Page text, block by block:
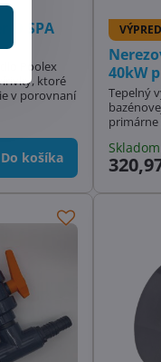
O SPA
Poolex
ktoré
v porovnaní
Do košíka
40kW
Tepelný
Skladom